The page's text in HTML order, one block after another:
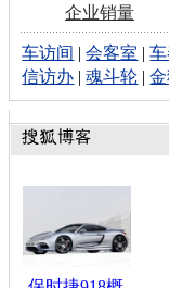
企业销量
车访间 |会客室 |
信访办 |魂斗轮 |